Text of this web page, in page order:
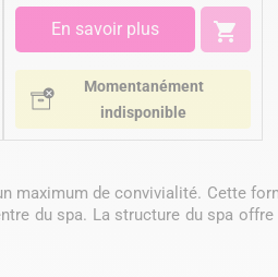
En savoir plus 
Momentanément
indisponible
maximum de convivialité. Cette
du spa. La structure du spa